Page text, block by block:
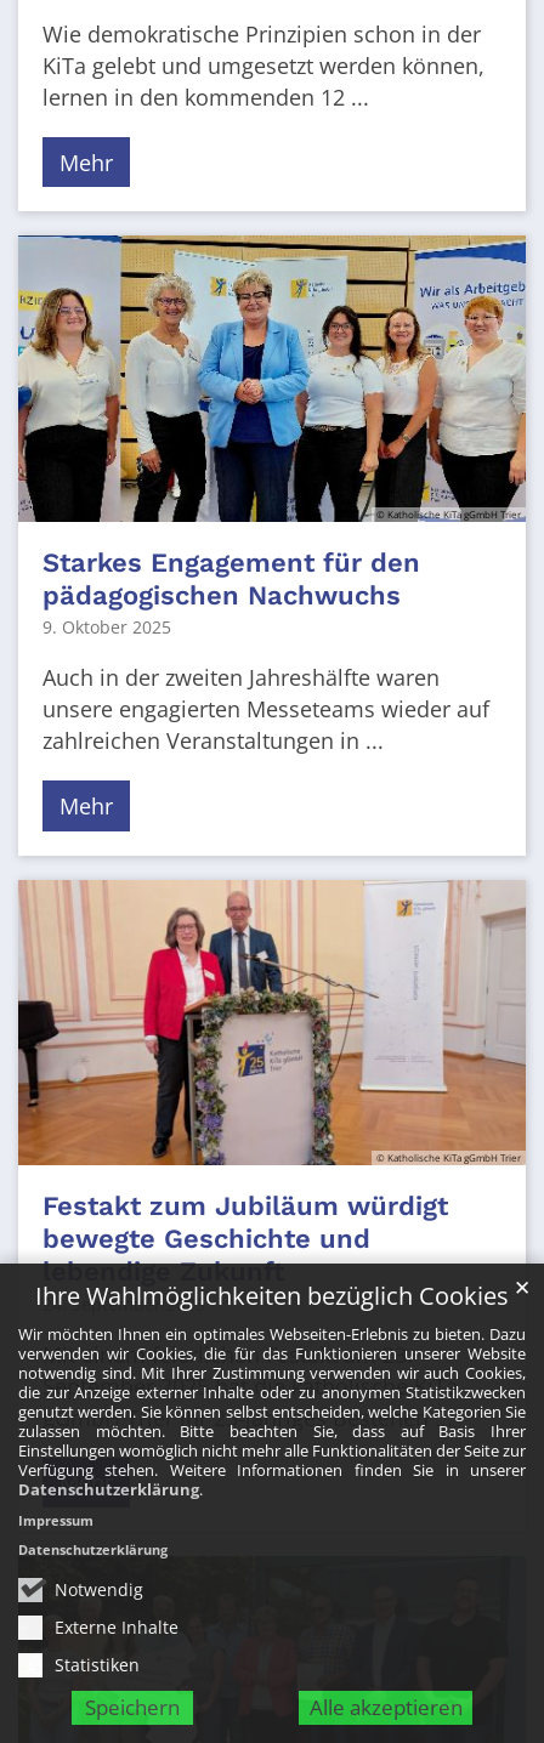
Ihre Wahlmöglichkeiten bezüglich Cookies
Wir möchten Ihnen ein optimales Webseiten-Erlebnis zu bieten. Dazu
verwenden wir Cookies, die für das Funktionieren unserer Website
notwendig sind. Mit Ihrer Zustimmung verwenden wir auch Cookies,
die zur Anzeige externer Inhalte oder zu anonymen Statistikzwecken
genutzt werden. Sie können selbst entscheiden, welche Kategorien Sie
zulassen möchten. Bitte beachten Sie, dass auf Basis Ihrer
Einstellungen womöglich nicht mehr alle Funktionalitäten der Seite zur
Verfügung stehen. Weitere Informationen finden Sie in unserer
Datenschutzerklärung.
Notwendig
Externe Inhalte
Statistiken
Speichern Alle akzeptieren
✕
Impressum
Datenschutzerklärung
Wie demokratische Prinzipien schon in der
KiTa gelebt und umgesetzt werden können,
lernen in den kommenden 12 ...
Mehr
© Katholische KiTa gGmbH Trier
Starkes Engagement für den
pädagogischen Nachwuchs
9. Oktober 2025
Auch in der zweiten Jahreshälfte waren
unsere engagierten Messeteams wieder auf
zahlreichen Veranstaltungen in ...
Mehr
© Katholische KiTa gGmbH Trier
Festakt zum Jubiläum würdigt
bewegte Geschichte und
lebendige Zukunft
24. September 2025
Mit einem feierlichen Festakt am 23.
September 2025 hat die katholische KiTa
gGmbH Trier ihr 25-jähriges Bestehen ...
Mehr